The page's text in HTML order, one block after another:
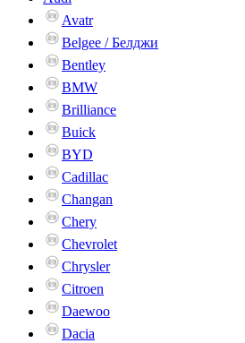
Avatr
Belgee / Белджи
Bentley
BMW
Brilliance
Buick
BYD
Cadillac
Changan
Chery
Chevrolet
Chrysler
Citroen
Daewoo
Dacia